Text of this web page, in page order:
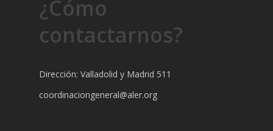
¿Cómo
contactarnos?
Dirección: Valladolid y Madrid 511
coordinaciongeneral@aler.org